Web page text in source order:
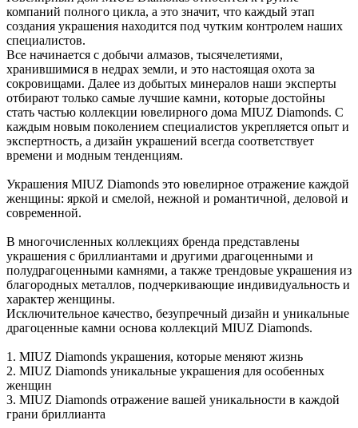
компаний полного цикла, а это значит, что каждый этап
создания украшения находится под чутким контролем наших
специалистов.
Все начинается с добычи алмазов, тысячелетиями,
хранившимися в недрах земли, и это настоящая охота за
сокровищами. Далее из добытых минералов наши эксперты
отбирают только самые лучшие камни, которые достойны
стать частью коллекции ювелирного дома MIUZ Diamonds. С
каждым новым поколением специалистов укрепляется опыт и
экспертность, а дизайн украшений всегда соответствует
времени и модным тенденциям.
Украшения MIUZ Diamonds это ювелирное отражение каждой
женщины: яркой и смелой, нежной и романтичной, деловой и
современной.
В многочисленных коллекциях бренда представлены
украшения с бриллиантами и другими драгоценными и
полудрагоценными камнями, а также трендовые украшения из
благородных металлов, подчеркивающие индивидуальность и
характер женщины.
Исключительное качество, безупречный дизайн и уникальные
драгоценные камни основа коллекций MIUZ Diamonds.
1. MIUZ Diamonds украшения, которые меняют жизнь
2. MIUZ Diamonds уникальные украшения для особенных
женщин
3. MIUZ Diamonds отражение вашей уникальности в каждой
грани бриллианта